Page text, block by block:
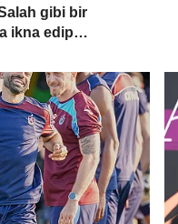
gibi bir
ikna edip